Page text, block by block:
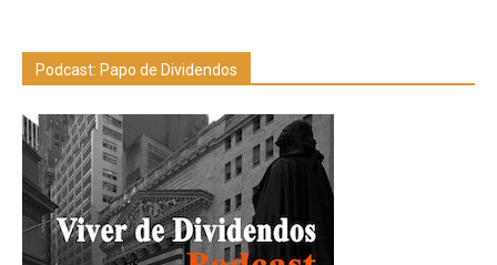
Podcast: Papo de Dividendos